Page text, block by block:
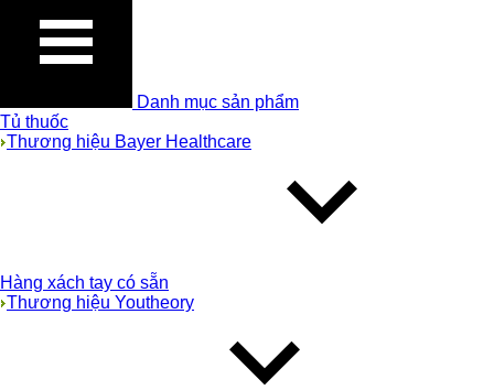
Danh mục sản phẩm
Tủ thuốc
Thương hiệu Bayer Healthcare
Hàng xách tay có sẵn
Thương hiệu Youtheory